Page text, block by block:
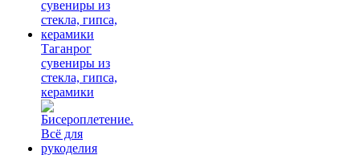
Таганрог
сувениры из
стекла, гипса,
керамики